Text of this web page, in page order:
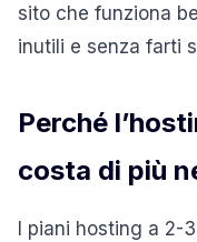
sito che funziona
inutili e senza farti
Perché
costa di più
I piani hosting a 2-